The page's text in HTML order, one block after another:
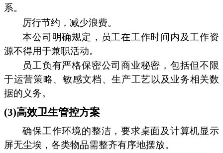
系。
厉行节约，减少浪费。
本公司明确规定，员工在工作时间内及工作资
源不得用于兼职活动。
员工负有严格保密公司商业秘密，包括但不限
于运营策略、敏感文档、生产工艺以及业务相关数
据的义务。
(3)高效卫生管控方案
确保工作环境的整洁，要求桌面及计算机显示
屏无尘埃，各类物品需整齐有序地摆放。